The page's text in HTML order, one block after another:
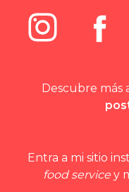
Descubre más
Entra a mi sitio
food service y